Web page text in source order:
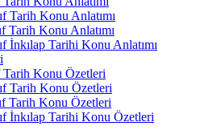
Tarih Konu Anlatımı
Tarih Konu Anlatımı
İnkılap Tarihi Konu Anlatımı
Tarih Konu Özetleri
Tarih Konu Özetleri
Tarih Konu Özetleri
İnkılap Tarihi Konu Özetleri